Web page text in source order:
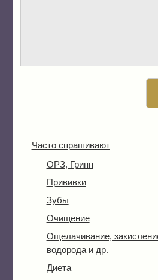
Часто спрашивают
ОРЗ, Грипп
Прививки
Зубы
Очищение
Ощелачивание,
водорода и др.
Диета